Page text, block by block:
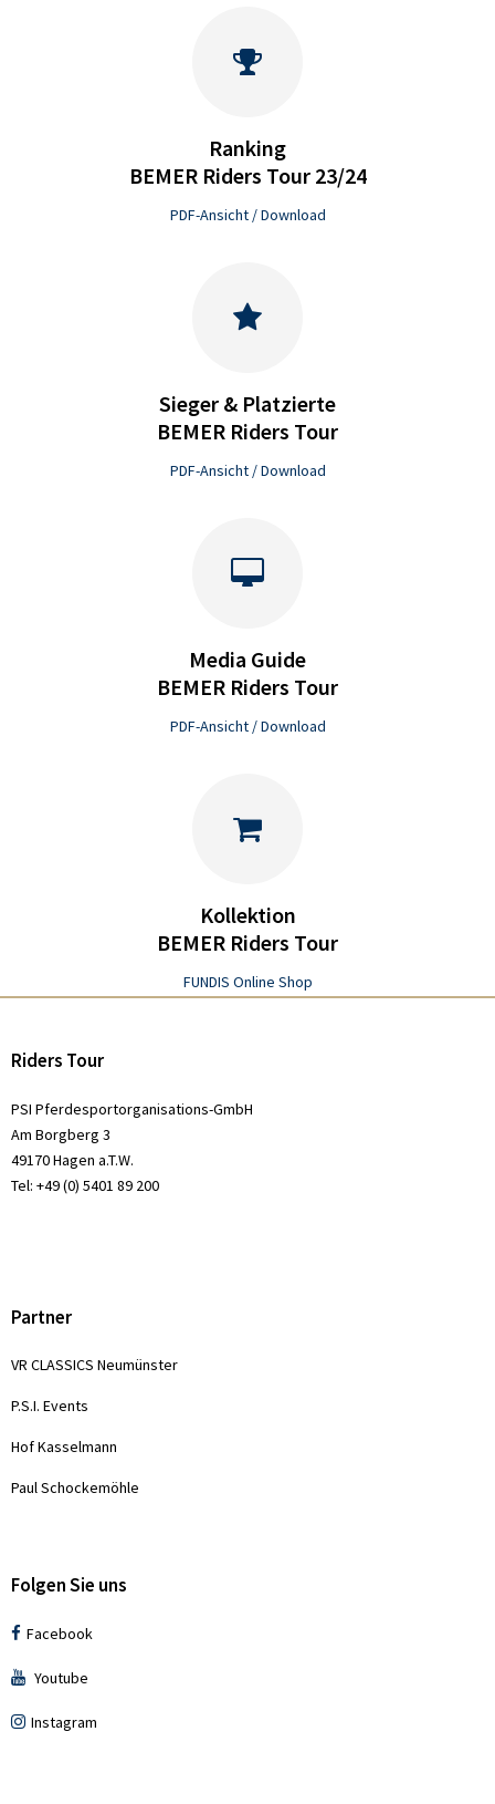
Ranking
BEMER Riders Tour 23/24
PDF-Ansicht / Download
Sieger & Platzierte
BEMER Riders Tour
PDF-Ansicht / Download
Media Guide
BEMER Riders Tour
PDF-Ansicht / Download
Kollektion
BEMER Riders Tour
FUNDIS Online Shop
Riders Tour
PSI Pferdesportorganisations-GmbH
Am Borgberg 3
49170 Hagen a.T.W.
Tel: +49 (0) 5401 89 200
Partner
VR CLASSICS Neumünster
P.S.I. Events
Hof Kasselmann
Paul Schockemöhle
Folgen Sie uns
Facebook
Youtube
Instagram